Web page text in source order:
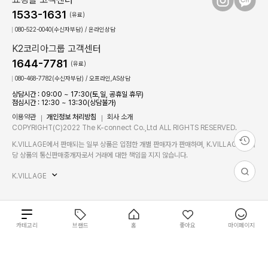
1533-1631 (유료)
080-522-0040(수신자부담) / 온라인상담
K2코리아그룹 고객센터
1644-7781 (유료)
080-468-7782(수신자부담) / 오프라인,AS상담
상담시간 : 09:00 ~ 17:30(토,일, 공휴일 휴무)
점심시간 : 12:30 ~ 13:30(상담불가)
이용약관
개인정보 처리방침
회사 소개
COPYRIGHT(C)2022 The K-connect Co.,Ltd ALL RIGHTS RESERVED.
K.VILLAGE에서 판매되는 일부 상품은 입점한 개별 판매자가 판매하며, K.VILLAGE는 해
당 상품의 통신판매중개자로서 거래에 대한 책임을 지지 않습니다.
K.VILLAGE
카테고리 브랜드 홈 좋아요 마이페이지